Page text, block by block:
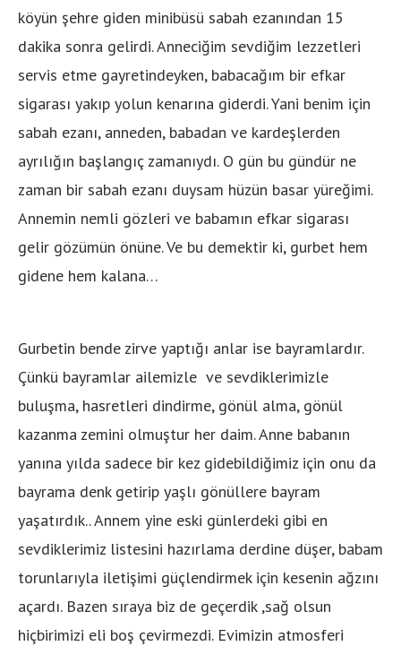
köyün şehre giden minibüsü sabah ezanından 15
dakika sonra gelirdi. Anneciğim sevdiğim lezzetleri
servis etme gayretindeyken, babacağım bir efkar
sigarası yakıp yolun kenarına giderdi. Yani benim için
sabah ezanı, anneden, babadan ve kardeşlerden
ayrılığın başlangıç zamanıydı. O gün bu gündür ne
zaman bir sabah ezanı duysam hüzün basar yüreğimi.
Annemin nemli gözleri ve babamın efkar sigarası
gelir gözümün önüne. Ve bu demektir ki, gurbet hem
gidene hem kalana…
Gurbetin bende zirve yaptığı anlar ise bayramlardır.
Çünkü bayramlar ailemizle ve sevdiklerimizle
buluşma, hasretleri dindirme, gönül alma, gönül
kazanma zemini olmuştur her daim. Anne babanın
yanına yılda sadece bir kez gidebildiğimiz için onu da
bayrama denk getirip yaşlı gönüllere bayram
yaşatırdık.. Annem yine eski günlerdeki gibi en
sevdiklerimiz listesini hazırlama derdine düşer, babam
torunlarıyla iletişimi güçlendirmek için kesenin ağzını
açardı. Bazen sıraya biz de geçerdik ,sağ olsun
hiçbirimizi eli boş çevirmezdi. Evimizin atmosferi